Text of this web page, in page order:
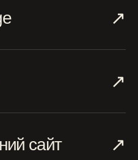
↗︎
↗︎
сайт ↗︎